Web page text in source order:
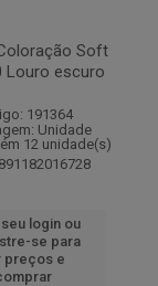
Soft
Louro escuro
191364
Unidade
12 unidade(s)
login ou
se para
preços e